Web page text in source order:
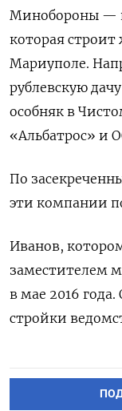
Минобороны —
которая
Мариуполе.
рублевскую
особняк в
«Альбатрос» и
По
эти компании
Иванов,
заместителем
в мае 2016
стройки